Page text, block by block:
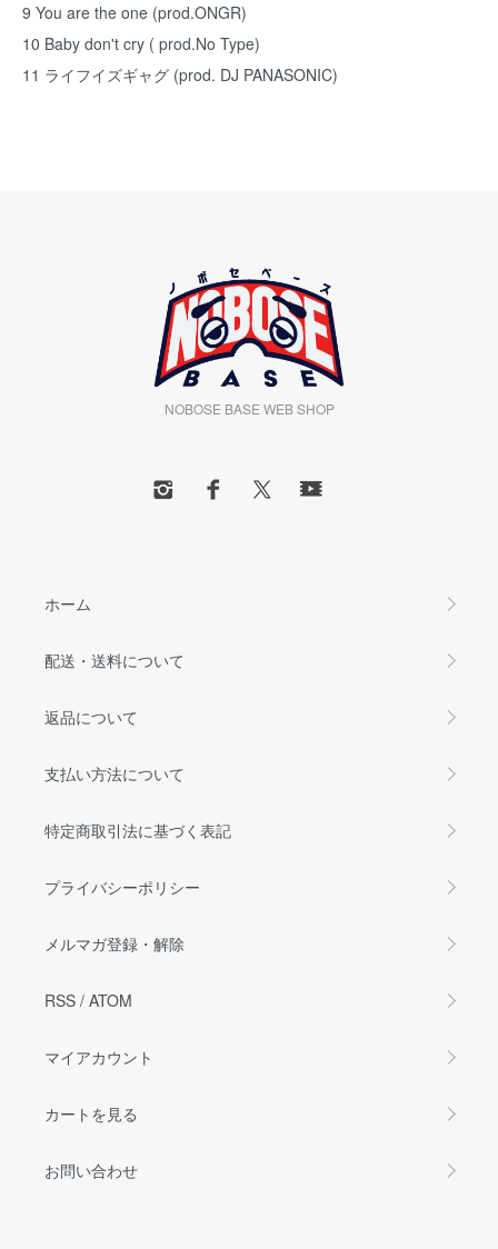
9 You are the one (prod.ONGR)
10 Baby don't cry ( prod.No Type)
11 ライフイズギャグ (prod. DJ PANASONIC)
NOBOSE BASE WEB SHOP
ホーム
配送・送料について
返品について
支払い方法について
特定商取引法に基づく表記
プライバシーポリシー
メルマガ登録・解除
RSS / ATOM
マイアカウント
カートを見る
お問い合わせ